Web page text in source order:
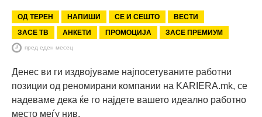
ОД ТЕРЕН НАПИШИ СЕ И СЕШТО
ВЕСТИ
ЗАСЕ ТВ
АНКЕТИ ПРОМОЦИЈА ЗАСЕ ПРЕМИУМ
пред еден месец
Денес ви ги издвојуваме најпосетуваните работни
позиции од реномирани компании на KARIERA.mk, се
надеваме дека ќе го најдете вашето идеално работно
место меѓу нив.